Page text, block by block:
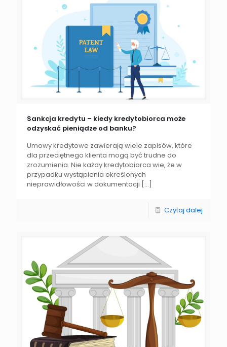
Sankcja kredytu – kiedy kredytobiorca może
odzyskać pieniądze od banku?
Umowy kredytowe zawierają wiele zapisów, które
dla przeciętnego klienta mogą być trudne do
zrozumienia. Nie każdy kredytobiorca wie, że w
przypadku wystąpienia określonych
nieprawidłowości w dokumentacji […]
Czytaj dalej